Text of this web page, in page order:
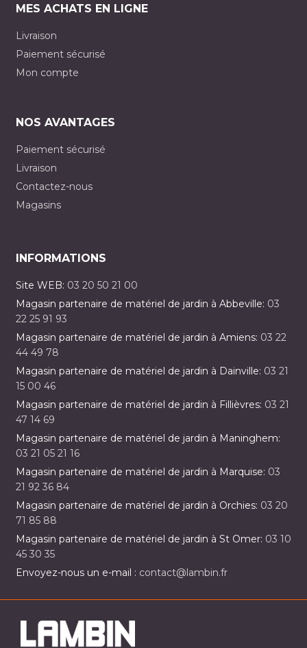
MES ACHATS EN LIGNE
Livraison
Paiement sécurisé
Mon compte
NOS AVANTAGES
Paiement sécurisé
Livraison
Contactez-nous
Magasins
INFORMATIONS
Site WEB: 03 20 50 21 00
Magasin partenaire de matériel de jardin à Abbeville: 03
22 25 91 93
Magasin partenaire de matériel de jardin à Amiens: 03 22
44 49 78
Magasin partenaire de matériel de jardin à Dainville: 03 21
15 00 46
Magasin partenaire de matériel de jardin à Fillièvres: 03 21
47 14 69
Magasin partenaire de matériel de jardin à Maninghem:
03 21 05 21 16
Magasin partenaire de matériel de jardin à Marquise: 03
21 92 36 84
Magasin partenaire de matériel de jardin à Orchies: 03 20
71 85 88
Magasin partenaire de matériel de jardin à St Omer: 03 10
45 30 35
Envoyez-nous un e-mail : contact@lambin.fr